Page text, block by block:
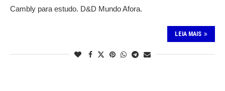
Cambly para estudo. D&D Mundo Afora.
LEIA MAIS